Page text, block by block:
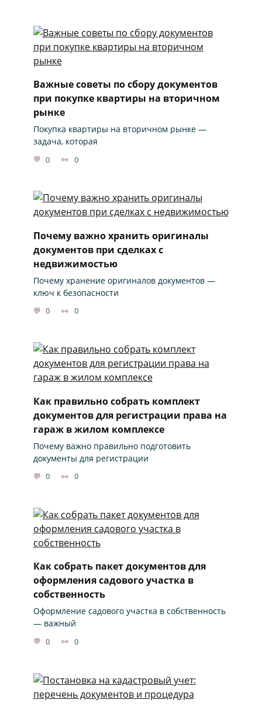
Важные советы по сбору документов
при покупке квартиры на вторичном
рынке
Покупка квартиры на вторичном рынке —
задача, которая
0 0
Почему важно хранить оригиналы
документов при сделках с
недвижимостью
Почему хранение оригиналов документов —
ключ к безопасности
0 0
Как правильно собрать комплект
документов для регистрации права на
гараж в жилом комплексе
Почему важно правильно подготовить
документы для регистрации
0 0
Как собрать пакет документов для
оформления садового участка в
собственность
Оформление садового участка в собственность
— важный
0 0